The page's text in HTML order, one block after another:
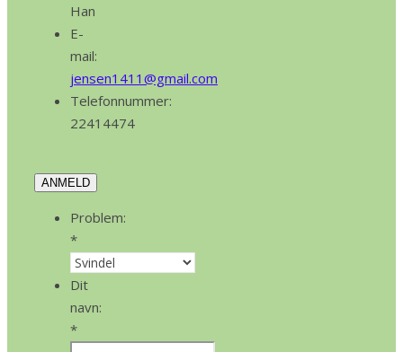
Han
E-
mail:
jensen1411@gmail.com
Telefonnummer:
22414474
ANMELD
Problem:
*
Dit
navn:
*